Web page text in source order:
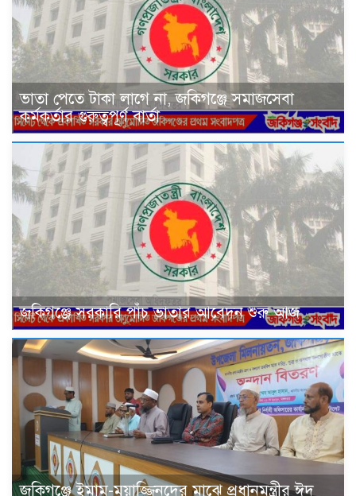
ভাতা পেতে টাকা লাগে না, জকিগঞ্জে সমাজসেবা
কর্মকর্তার গুরুত্বপূর্ণ বার্তা
জকিগঞ্জে সরকারি পাঁচ ভাতার আবেদন শুরু আজ
জকিগঞ্জে ইমাম-মুয়াজ্জিনদের মাঝে প্রধানমন্ত্রীর ঈদ